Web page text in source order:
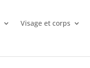
Visage et corps